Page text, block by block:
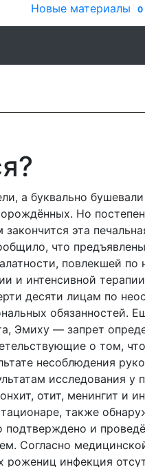
Новые материалы 0
а буквально
Но
эта
что
повлекшей по
и интенсивной
десяти лицам по
обязанностей.
Эмиху — запрет
о том,
несоблюдения
исследования
отит, менингит и
также
и
Согласно
инфекция